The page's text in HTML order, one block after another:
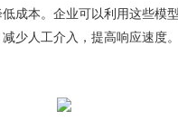
成本。企业可以利用这些
少人工介入，提高响应速